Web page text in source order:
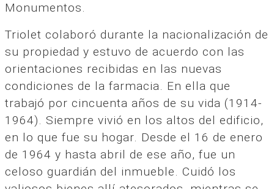
Monumentos.
Triolet colaboró durante la nacionalización de
su propiedad y estuvo de acuerdo con las
orientaciones recibidas en las nuevas
condiciones de la farmacia. En ella que
trabajó por cincuenta años de su vida (1914-
1964). Siempre vivió en los altos del edificio,
en lo que fue su hogar. Desde el 16 de enero
de 1964 y hasta abril de ese año, fue un
celoso guardián del inmueble. Cuidó los